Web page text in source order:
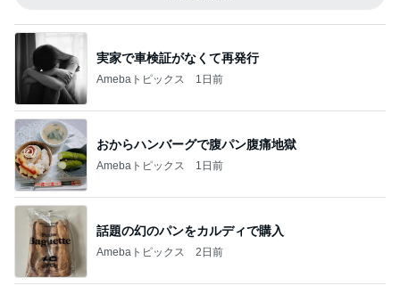
話題の幻のパンをカルディで購入
Amebaトピックス 2日前
海外旅行で実感した日本の便利さ
Amebaトピックス 1日前